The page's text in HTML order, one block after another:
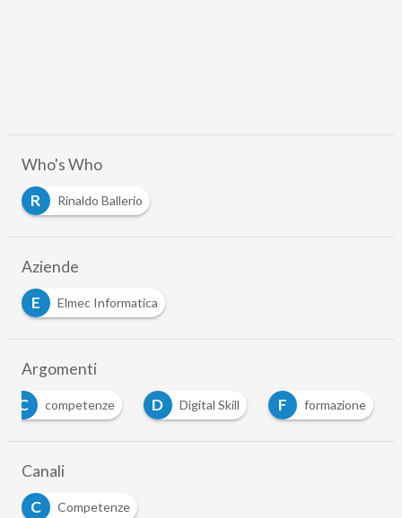
Who's Who
R
Rinaldo Ballerio
Aziende
E
Elmec Informatica
Argomenti
C
competenze D Digital Skill F formazione
Canali
C
Competenze